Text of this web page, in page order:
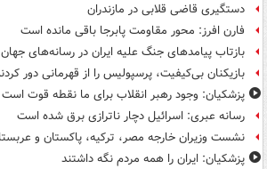
دستگیری قاضی قلابی در مازندران
فارن افرز: محور مقاومت پابرجا باقی مانده است
بازتاب پیامدهای جنگ علیه ایران در رسانه‌های جهان
بازیکنان بی‌کیفیت، پرسپولیس را از قهرمانی دور
پزشکیان: وجود رهبر انقلاب برای ما نقطه قوت است
رسانه عبری: اسرائیل دچار ناترازی برق شده است
نشست وزیران خارجه مصر، ترکیه، پاکستان و
پزشکیان: ایران را همه مردم نگه داشتند